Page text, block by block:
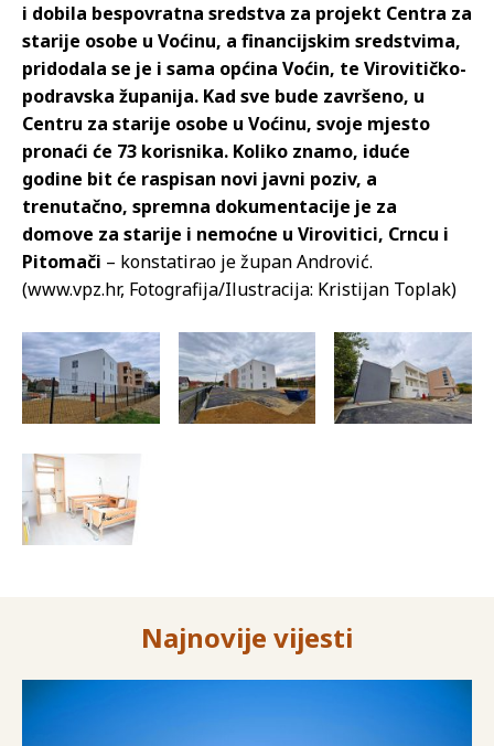
i dobila bespovratna sredstva za projekt Centra za
starije osobe u Voćinu, a financijskim sredstvima,
pridodala se je i sama općina Voćin, te Virovitičko-
podravska županija. Kad sve bude završeno, u
Centru za starije osobe u Voćinu, svoje mjesto
pronaći će 73 korisnika. Koliko znamo, iduće
godine bit će raspisan novi javni poziv, a
trenutačno, spremna dokumentacije je za
domove za starije i nemoćne u Virovitici, Crncu i
Pitomači – konstatirao je župan Andrović.
(www.vpz.hr, Fotografija/Ilustracija: Kristijan Toplak)
Najnovije vijesti